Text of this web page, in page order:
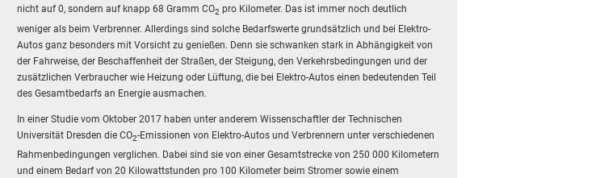
nicht auf 0, sondern auf knapp 68 Gramm CO2 pro Kilometer. Das ist immer noch deutlich
weniger als beim Verbrenner. Allerdings sind solche Bedarfswerte grundsätzlich und bei Elektro-
Autos ganz besonders mit Vorsicht zu genießen. Denn sie schwanken stark in Abhängigkeit von
der Fahrweise, der Beschaffenheit der Straßen, der Steigung, den Verkehrsbedingungen und der
zusätzlichen Verbraucher wie Heizung oder Lüftung, die bei Elektro-Autos einen bedeutenden Teil
des Gesamtbedarfs an Energie ausmachen.
In einer Studie vom Oktober 2017 haben unter anderem Wissenschaftler der Technischen
Universität Dresden die CO2-Emissionen von Elektro-Autos und Verbrennern unter verschiedenen
Rahmenbedingungen verglichen. Dabei sind sie von einer Gesamtstrecke von 250 000 Kilometern
und einem Bedarf von 20 Kilowattstunden pro 100 Kilometer beim Stromer sowie einem